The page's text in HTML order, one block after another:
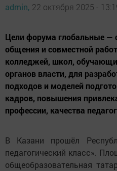
admin, 22 октября 2025 -
Цели форума глобальные —
общения и совместной
колледжей, школ,
органов власти, для
подходов и моделей
кадров, повышения
профессии, качества
В Казани прошёл
педагогический класс».
общеобразовательная